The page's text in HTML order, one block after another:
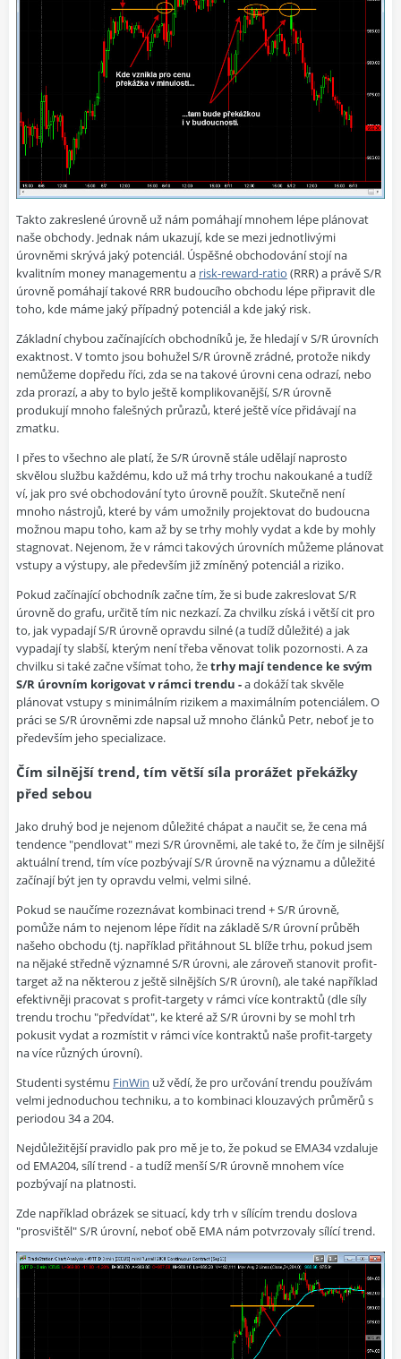
Takto zakreslené úrovně už nám pomáhají mnohem lépe plánovat
naše obchody. Jednak nám ukazují, kde se mezi jednotlivými
úrovněmi skrývá jaký potenciál. Úspěšné obchodování stojí na
kvalitním money managementu a risk-reward-ratio (RRR) a právě S/R
úrovně pomáhají takové RRR budoucího obchodu lépe připravit dle
toho, kde máme jaký případný potenciál a kde jaký risk.
Základní chybou začínajících obchodníků je, že hledají v S/R úrovních
exaktnost. V tomto jsou bohužel S/R úrovně zrádné, protože nikdy
nemůžeme dopředu říci, zda se na takové úrovni cena odrazí, nebo
zda prorazí, a aby to bylo ještě komplikovanější, S/R úrovně
produkují mnoho falešných průrazů, které ještě více přidávají na
zmatku.
I přes to všechno ale platí, že S/R úrovně stále udělají naprosto
skvělou službu každému, kdo už má trhy trochu nakoukané a tudíž
ví, jak pro své obchodování tyto úrovně použít. Skutečně není
mnoho nástrojů, které by vám umožnily projektovat do budoucna
možnou mapu toho, kam až by se trhy mohly vydat a kde by mohly
stagnovat. Nejenom, že v rámci takových úrovních můžeme plánovat
vstupy a výstupy, ale především již zmíněný potenciál a riziko.
Pokud začínající obchodník začne tím, že si bude zakreslovat S/R
úrovně do grafu, určitě tím nic nezkazí. Za chvilku získá i větší cit pro
to, jak vypadají S/R úrovně opravdu silné (a tudíž důležité) a jak
vypadají ty slabší, kterým není třeba věnovat tolik pozornosti. A za
chvilku si také začne všímat toho, žetrhy mají tendence ke svým
S/R úrovním korigovat v rámci trendu -a dokáží tak skvěle
plánovat vstupy s minimálním rizikem a maximálním potenciálem. O
práci se S/R úrovněmi zde napsal už mnoho článků Petr, neboť je to
především jeho specializace.
Čím silnější trend, tím větší síla prorážet překážky
před sebou
Jako druhý bod je nejenom důležité chápat a naučit se, že cena má
tendence "pendlovat" mezi S/R úrovněmi, ale také to, že čím je silnější
aktuální trend, tím více pozbývají S/R úrovně na významu a důležité
začínají být jen ty opravdu velmi, velmi silné.
Pokud se naučíme rozeznávat kombinaci trend + S/R úrovně,
pomůže nám to nejenom lépe řídit na základě S/R úrovní průběh
našeho obchodu (tj. například přitáhnout SL blíže trhu, pokud jsem
na nějaké středně významné S/R úrovni, ale zároveň stanovit profit-
target až na některou z ještě silnějších S/R úrovní), ale také například
efektivněji pracovat s profit-targety v rámci více kontraktů (dle síly
trendu trochu "předvídat", ke které až S/R úrovni by se mohl trh
pokusit vydat a rozmístit v rámci více kontraktů naše profit-targety
na více různých úrovní).
Studenti systému FinWin už vědí, že pro určování trendu používám
velmi jednoduchou techniku, a to kombinaci klouzavých průměrů s
periodou 34 a 204.
Nejdůležitější pravidlo pak pro mě je to, že pokud se EMA34 vzdaluje
od EMA204, sílí trend - a tudíž menší S/R úrovně mnohem více
pozbývají na platnosti.
Zde například obrázek se situací, kdy trh v sílícím trendu doslova
"prosvištěl" S/R úrovní, neboť obě EMA nám potvrzovaly sílící trend.